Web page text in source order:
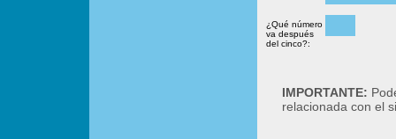
¿Qué número
va después
del cinco?:
IMPORTANTE:
relacionada con el